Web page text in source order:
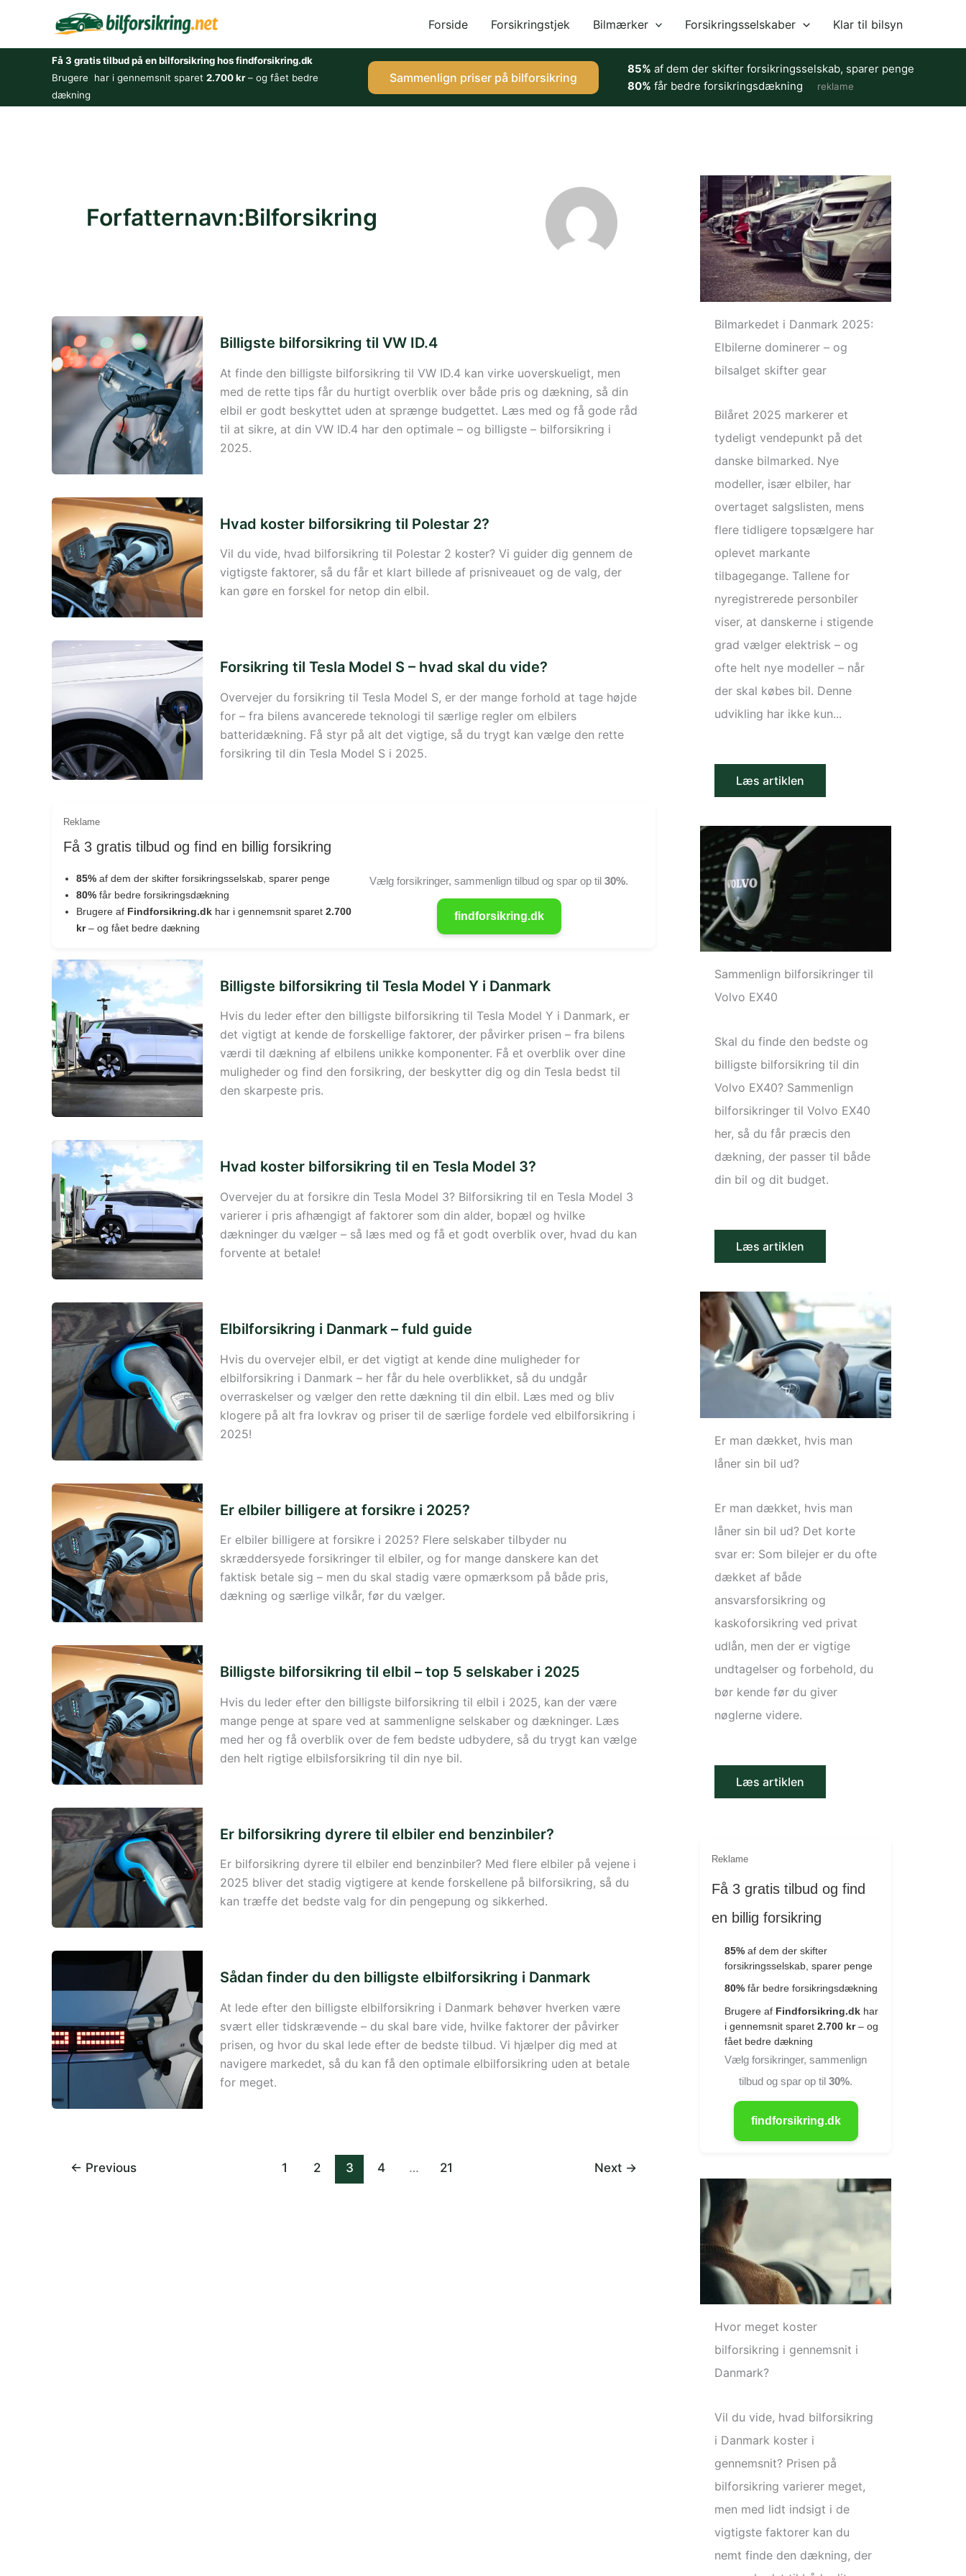
indholdet
Forside Forsikringstjek Bilmærker Forsikringsselskaber Klar til bilsyn
Få 3 gratis tilbud på en bilforsikring hos findforsikring.dk
Brugere har i gennemsnit sparet 2.700 kr– og fået bedre
dækning
Sammenlign priser på bilforsikring
85% af dem der skifter forsikringsselskab, sparer penge
80% får bedre forsikringsdækning reklame
Forfatternavn:Bilforsikring
Billigste bilforsikring til VW ID.4
At finde den billigste bilforsikring til VW ID.4 kan virke uoverskueligt, men
med de rette tips får du hurtigt overblik over både pris og dækning, så din
elbil er godt beskyttet uden at sprænge budgettet. Læs med og få gode råd
til at sikre, at din VW ID.4 har den optimale – og billigste – bilforsikring i
2025.
Hvad koster bilforsikring til Polestar 2?
Vil du vide, hvad bilforsikring til Polestar 2 koster? Vi guider dig gennem de
vigtigste faktorer, så du får et klart billede af prisniveauet og de valg, der
kan gøre en forskel for netop din elbil.
Forsikring til Tesla Model S – hvad skal du vide?
Overvejer du forsikring til Tesla Model S, er der mange forhold at tage højde
for – fra bilens avancerede teknologi til særlige regler om elbilers
batteridækning. Få styr på alt det vigtige, så du trygt kan vælge den rette
forsikring til din Tesla Model S i 2025.
Reklame
Få 3 gratis tilbud og find en billig forsikring
85% af dem der skifter forsikringsselskab, sparer penge
80% får bedre forsikringsdækning
Brugere af Findforsikring.dk har i gennemsnit sparet 2.700
kr– og fået bedre dækning
Vælg forsikringer, sammenlign tilbud og spar op til 30%.
findforsikring.dk
Billigste bilforsikring til Tesla Model Y i Danmark
Hvis du leder efter den billigste bilforsikring til Tesla Model Y i Danmark, er
det vigtigt at kende de forskellige faktorer, der påvirker prisen – fra bilens
værdi til dækning af elbilens unikke komponenter. Få et overblik over dine
muligheder og find den forsikring, der beskytter dig og din Tesla bedst til
den skarpeste pris.
Hvad koster bilforsikring til en Tesla Model 3?
Overvejer du at forsikre din Tesla Model 3? Bilforsikring til en Tesla Model 3
varierer i pris afhængigt af faktorer som din alder, bopæl og hvilke
dækninger du vælger – så læs med og få et godt overblik over, hvad du kan
forvente at betale!
Elbilforsikring i Danmark – fuld guide
Hvis du overvejer elbil, er det vigtigt at kende dine muligheder for
elbilforsikring i Danmark – her får du hele overblikket, så du undgår
overraskelser og vælger den rette dækning til din elbil. Læs med og bliv
klogere på alt fra lovkrav og priser til de særlige fordele ved elbilforsikring i
2025!
Er elbiler billigere at forsikre i 2025?
Er elbiler billigere at forsikre i 2025? Flere selskaber tilbyder nu
skræddersyede forsikringer til elbiler, og for mange danskere kan det
faktisk betale sig – men du skal stadig være opmærksom på både pris,
dækning og særlige vilkår, før du vælger.
Billigste bilforsikring til elbil – top 5 selskaber i 2025
Hvis du leder efter den billigste bilforsikring til elbil i 2025, kan der være
mange penge at spare ved at sammenligne selskaber og dækninger. Læs
med her og få overblik over de fem bedste udbydere, så du trygt kan vælge
den helt rigtige elbilsforsikring til din nye bil.
Er bilforsikring dyrere til elbiler end benzinbiler?
Er bilforsikring dyrere til elbiler end benzinbiler? Med flere elbiler på vejene i
2025 bliver det stadig vigtigere at kende forskellene på bilforsikring, så du
kan træffe det bedste valg for din pengepung og sikkerhed.
Sådan finder du den billigste elbilforsikring i Danmark
At lede efter den billigste elbilforsikring i Danmark behøver hverken være
svært eller tidskrævende – du skal bare vide, hvilke faktorer der påvirker
prisen, og hvor du skal lede efter de bedste tilbud. Vi hjælper dig med at
navigere markedet, så du kan få den optimale elbilforsikring uden at betale
for meget.
← Previous 1 2 3 4 … 21 Next →
Bilmarkedet i Danmark 2025:
Elbilerne dominerer – og
bilsalget skifter gear
Bilåret 2025 markerer et
tydeligt vendepunkt på det
danske bilmarked. Nye
modeller, især elbiler, har
overtaget salgslisten, mens
flere tidligere topsælgere har
oplevet markante
tilbagegange. Tallene for
nyregistrerede personbiler
viser, at danskerne i stigende
grad vælger elektrisk – og
ofte helt nye modeller – når
der skal købes bil. Denne
udvikling har ikke kun...
Læs artiklen
Sammenlign bilforsikringer til
Volvo EX40
Skal du finde den bedste og
billigste bilforsikring til din
Volvo EX40? Sammenlign
bilforsikringer til Volvo EX40
her, så du får præcis den
dækning, der passer til både
din bil og dit budget.
Læs artiklen
Er man dækket, hvis man
låner sin bil ud?
Er man dækket, hvis man
låner sin bil ud? Det korte
svar er: Som bilejer er du ofte
dækket af både
ansvarsforsikring og
kaskoforsikring ved privat
udlån, men der er vigtige
undtagelser og forbehold, du
bør kende før du giver
nøglerne videre.
Læs artiklen
Reklame
Få 3 gratis tilbud og find
en billig forsikring
85% af dem der skifter
forsikringsselskab, sparer penge
80% får bedre forsikringsdækning
Brugere af Findforsikring.dk har
i gennemsnit sparet 2.700 kr– og
fået bedre dækning
Vælg forsikringer, sammenlign
tilbud og spar op til 30%.
findforsikring.dk
Hvor meget koster
bilforsikring i gennemsnit i
Danmark?
Vil du vide, hvad bilforsikring
i Danmark koster i
gennemsnit? Prisen på
bilforsikring varierer meget,
men med lidt indsigt i de
vigtigste faktorer kan du
nemt finde den dækning, der